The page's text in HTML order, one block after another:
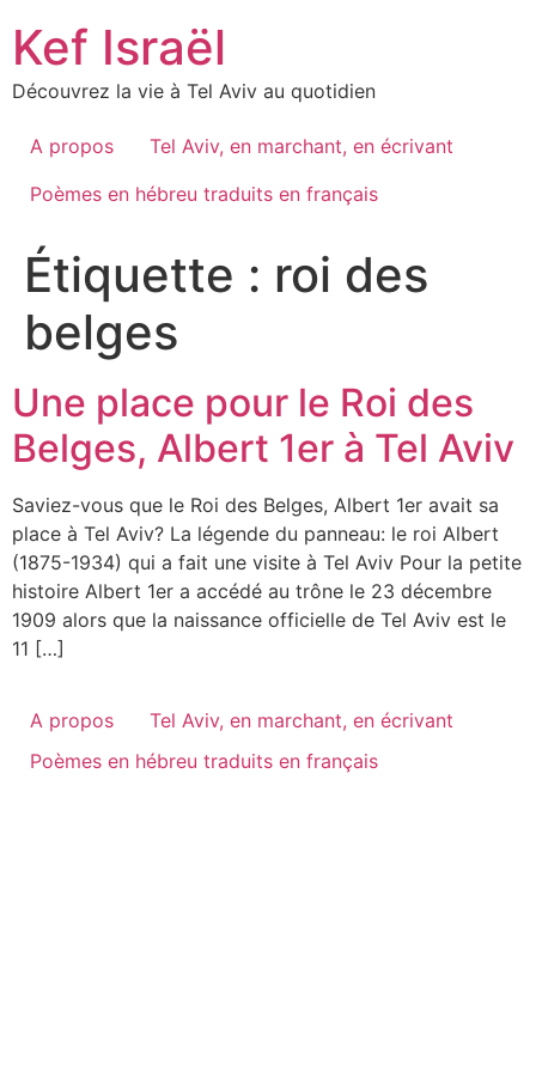
content
Kef Israël
Découvrez la vie à Tel Aviv au quotidien
A propos
Tel Aviv, en marchant, en écrivant
Poèmes en hébreu traduits en français
Étiquette : roi des
belges
Une place pour le Roi des
Belges, Albert 1er à Tel Aviv
Saviez-vous que le Roi des Belges, Albert 1er avait sa
place à Tel Aviv? La légende du panneau: le roi Albert
(1875-1934) qui a fait une visite à Tel Aviv Pour la petite
histoire Albert 1er a accédé au trône le 23 décembre
1909 alors que la naissance officielle de Tel Aviv est le
11 […]
A propos
Tel Aviv, en marchant, en écrivant
Poèmes en hébreu traduits en français